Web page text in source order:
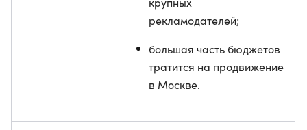
рекламодателей;
большая часть бюджетов
тратится на продвижение
в Москве.